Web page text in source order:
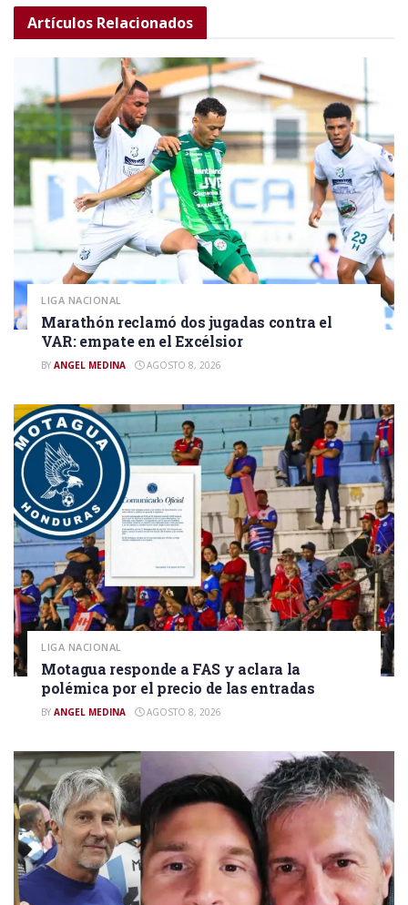
Artículos Relacionados
LIGA NACIONAL
Marathón reclamó dos jugadas contra el
VAR: empate en el Excélsior
BY ANGEL MEDINA AGOSTO 8, 2026
LIGA NACIONAL
Motagua responde a FAS y aclara la
polémica por el precio de las entradas
BY ANGEL MEDINA AGOSTO 8, 2026